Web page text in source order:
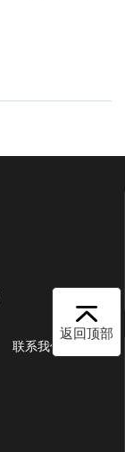
联系我们
返回顶部